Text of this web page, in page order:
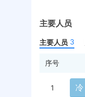
主要人员
主要人员 3
序号
1 冷